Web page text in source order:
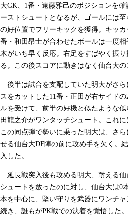
大GK、1番・遠藤雅己のポジションを
ーストシュートとなるが、ゴールには
の好位置でフリーキックを獲得。キッ
番・和田昂士が合わせたボールは一度
木がいち早く反応。右足をすばやく振
る。この後スコアに動きはなく仙台大の
後半は試合を支配していた明大がさら
スをカットした11番・正田が右サイド
ルを受けて、前半の好機と似たような
田龍之介がワンタッチシュート。これ
この同点弾で勢いに乗った明大は、さ
せる仙台大DF陣の前に攻め手を欠く。
入した。
延長戦突入後も攻める明大、耐える
シュートを放ったのに対し、仙台大は0
本を中心に、堅い守りを武器にワンチ
続き、誰もがPK戦での決着を覚悟した